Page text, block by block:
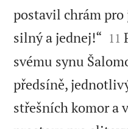
postavil chrám
silný a jednej!“ 

11
svému synu
předsíně,
střešních komor